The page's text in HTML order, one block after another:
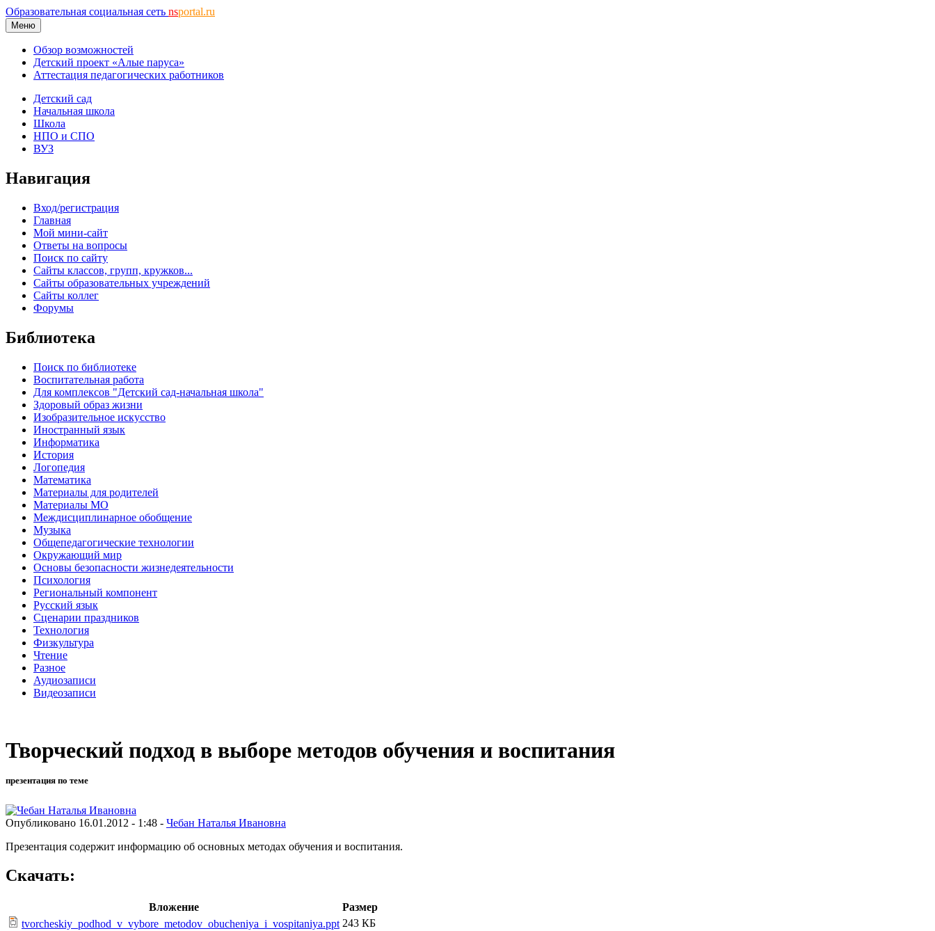
Образовательная социальная сеть nsportal.ru
Меню
Обзор возможностей
Детский проект «Алые паруса»
Аттестация педагогических работников
Детский сад
Начальная школа
Школа
НПО и СПО
ВУЗ
Навигация
Вход/регистрация
Главная
Мой мини-сайт
Ответы на вопросы
Поиск по сайту
Сайты классов, групп, кружков...
Сайты образовательных учреждений
Сайты коллег
Форумы
Библиотека
Поиск по библиотеке
Воспитательная работа
Для комплексов "Детский сад-начальная школа"
Здоровый образ жизни
Изобразительное искусство
Иностранный язык
Информатика
История
Логопедия
Математика
Материалы для родителей
Материалы МО
Междисциплинарное обобщение
Музыка
Общепедагогические технологии
Окружающий мир
Основы безопасности жизнедеятельности
Психология
Региональный компонент
Русский язык
Сценарии праздников
Технология
Физкультура
Чтение
Разное
Аудиозаписи
Видеозаписи
Творческий подход в выборе методов обучения и воспитания
презентация по теме
Опубликовано 16.01.2012 - 1:48 - Чебан Наталья Ивановна
Презентация содержит информацию об основных методах обучения и воспитания.
Скачать:
Вложение
Размер
tvorcheskiy_podhod_v_vybore_metodov_obucheniya_i_vospitaniya.ppt 243 КБ